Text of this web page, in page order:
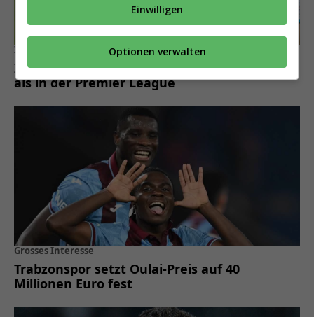
Irre Statistik
In der Super League wird mehr gesprintet
als in der Premier League
Grosses Interesse
Trabzonspor setzt Oulai-Preis auf 40
Millionen Euro fest
Einwilligen
Optionen verwalten